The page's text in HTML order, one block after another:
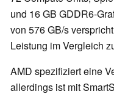
und 16 GB GDDR6-
von 576 GB/s
Leistung im Vergleich
AMD spezifiziert eine
allerdings ist mit